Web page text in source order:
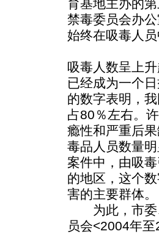
育基地主办的
禁毒委员会办
始终在吸毒人员
吸毒人数呈上
已经成为一个
的数字表明，
占80％左右。
瘾性和严重后
毒品人员数量
案件中，由吸
的地区，这个
害的主要群体。
为此，市委
员会<2004年